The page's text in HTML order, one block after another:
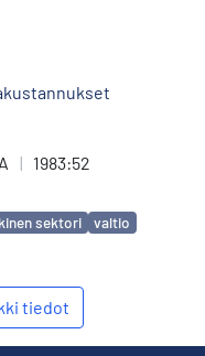
| 1983:52
sektori valtio
tiedot